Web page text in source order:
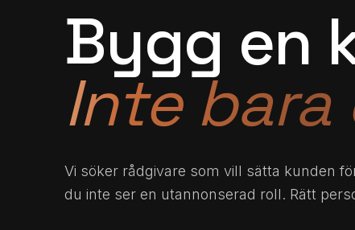
Bygg en
Inte bara
Vi söker rådgivare som vill sätta kunden
du inte ser en utannonserad roll. Rätt